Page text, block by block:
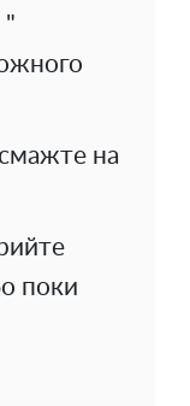
"
на
поки